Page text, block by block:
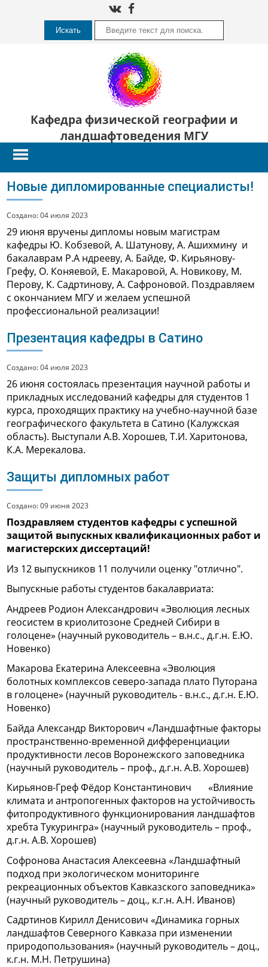
Искать
Кафедра физической географии и
ландшафтоведения МГУ
Новые дипломированные специалисты!
Создано: 04 июля 2023
29 июня вручены дипломы новым магистрам
кафедры Ю. Кобзевой, А. Шатунову, А. Ашихмину и
бакалаврам Р.А ндрееву, А. Байде, Ф. Кирьянову-
Грефу, О. Коняевой, Е. Макаровой, А. Новикову, М.
Перову, К. Садртинову, А. Сафроновой. Поздравляем
с окончанием МГУ и желаем успешной
профессиональной реализации!
Презентация кафедры в Сатино
Создано: 04 июля 2023
26 июня состоялась презентация научной работы и
прикладных исследований кафедры для студентов 1
курса, проходящих практику на учебно-научной базе
географического факультета в Сатино (Калужская
область). Выступали А.В. Хорошев, Т.И. Харитонова,
К.А. Мерекалова.
Защиты дипломных работ
Создано: 09 июня 2023
Поздравляем студентов кафедры с успешной
защитой выпускных квалификационных работ и
магистерских диссертаций!
Из 12 выпускников 11 получили оценку "отлично".
Выпускные работы студентов бакалавриата:
Андреев Родион Александрович «Эволюция лесных
геосистем в криолитозоне Средней Сибири в
голоцене» (научный руководитель – в.н.с., д.г.н. Е.Ю.
Новенко)
Макарова Екатерина Алексеевна «Эволюция
болотных комплексов северо-запада плато Путорана
в голоцене» (научный руководитель - в.н.с., д.г.н. Е.Ю.
Новенко)
Байда Александр Викторович «Ландшафтные факторы
пространственно-временной дифференциации
продуктивности лесов Воронежского заповедника
(научный руководитель – проф., д.г.н. А.В. Хорошев)
Кирьянов-Греф Фёдор Константинович «Влияние
климата и антропогенных факторов на устойчивость
фитопродуктивного функционирования ландшафтов
хребта Тукурингра» (научный руководитель – проф.,
д.г.н. А.В. Хорошев)
Софронова Анастасия Алексеевна «Ландшафтный
подход при экологическом мониторинге
рекреационных объектов Кавказского заповедника»
(научный руководитель – доц., к.г.н. А.Н. Иванов)
Садртинов Кирилл Денисович «Динамика горных
ландшафтов Северного Кавказа при изменении
природопользования» (научный руководитель – доц.,
к.г.н. М.Н. Петрушина)